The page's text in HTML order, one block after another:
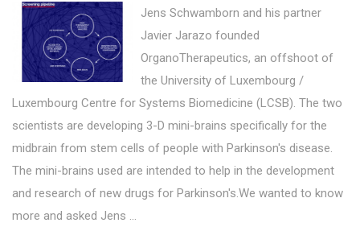
Jens Schwamborn and his partner
Javier Jarazo founded
OrganoTherapeutics, an offshoot of
the University of Luxembourg /
Luxembourg Centre for Systems Biomedicine (LCSB). The two
scientists are developing 3-D mini-brains specifically for the
midbrain from stem cells of people with Parkinson's disease.
The mini-brains used are intended to help in the development
and research of new drugs for Parkinson's.We wanted to know
more and asked Jens ...